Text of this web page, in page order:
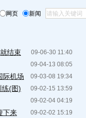
网页 新闻
09-06-30 11:40
结束
09-04-13 08:05
09-03-08 19:34
际机场
09-02-15 13:59
练(图)
09-02-04 04:19
09-02-02 15:19
下来